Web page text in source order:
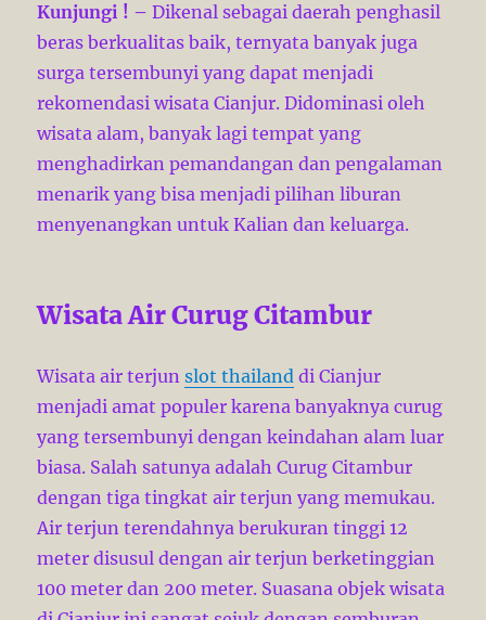
Kunjungi ! –Dikenal sebagai daerah penghasil
beras berkualitas baik, ternyata banyak juga
surga tersembunyi yang dapat menjadi
rekomendasi wisata Cianjur. Didominasi oleh
wisata alam, banyak lagi tempat yang
menghadirkan pemandangan dan pengalaman
menarik yang bisa menjadi pilihan liburan
menyenangkan untuk Kalian dan keluarga.
Wisata Air Curug Citambur
Wisata air terjunslot thailand di Cianjur
menjadi amat populer karena banyaknya curug
yang tersembunyi dengan keindahan alam luar
biasa. Salah satunya adalah Curug Citambur
dengan tiga tingkat air terjun yang memukau.
Air terjun terendahnya berukuran tinggi 12
meter disusul dengan air terjun berketinggian
100 meter dan 200 meter. Suasana objek wisata